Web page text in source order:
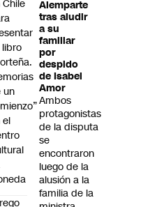
Alemparte
tras aludir
a su
familiar
por
despido
de Isabel
Amor
Ambos
protagonistas
de la disputa
se
encontraron
luego de la
alusión a la
familia de la
Chile
libro
un
el